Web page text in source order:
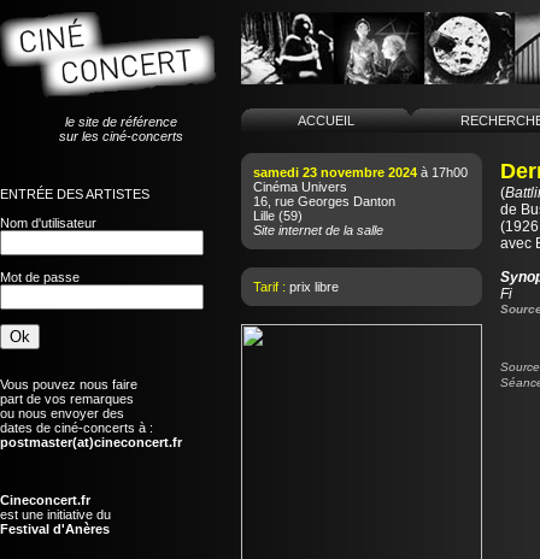
le site de référence
sur les ciné-concerts
ENTRÉE DES ARTISTES
Nom d'utilisateur
Mot de passe
Vous pouvez nous faire
part de vos remarques
ou nous envoyer des
dates de ciné-concerts à :
postmaster(at)cineconcert.fr
Cineconcert.fr
est une initiative du
Festival d'Anères
ACCUEIL
samedi 23 novembre 2024 à 17h00
Cinéma Univers
16, rue Georges Danton
Lille (59)
Site internet de la salle
Tarif : prix libre
(
de
avec
Fi